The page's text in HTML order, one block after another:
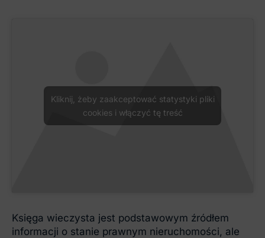
Kliknij, żeby zaakceptować statystyki pliki
cookies i włączyć tę treść
Księga wieczysta jest podstawowym źródłem
informacji o stanie prawnym nieruchomości, ale